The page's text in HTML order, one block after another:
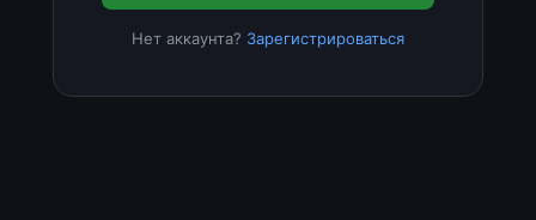
Нет аккаунта? Зарегистрироваться